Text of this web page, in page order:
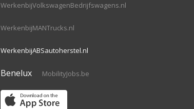
WerkenbijVolkswagenBedrijfswagens.nl
WerkenbijMANTrucks.nl
WerkenbijABSautoherstel.nl
Benelux MobilityJobs.be